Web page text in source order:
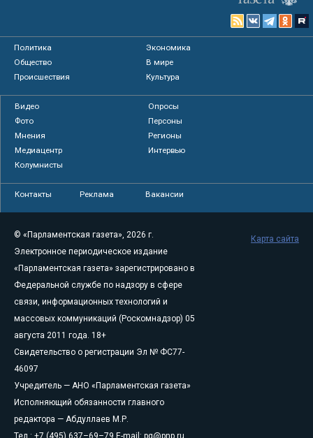
Политика
Экономика
Общество
В мире
Происшествия
Культура
Видео
Опросы
Фото
Персоны
Мнения
Регионы
Медиацентр
Интервью
Колумнисты
Контакты Реклама Вакансии
© «Парламентская газета», 2026 г.
Электронное периодическое издание
«Парламентская газета» зарегистрировано в
Федеральной службе по надзору в сфере
связи, информационных технологий и
массовых коммуникаций (Роскомнадзор) 05
августа 2011 года. 18+
Свидетельство о регистрации Эл № ФС77-
46097
Учредитель — АНО «Парламентская газета»
Исполняющий обязанности главного
редактора — Абдуллаев М.Р.
Тел.: +7 (495) 637–69–79 E-mail: pg@pnp.ru
Карта сайта